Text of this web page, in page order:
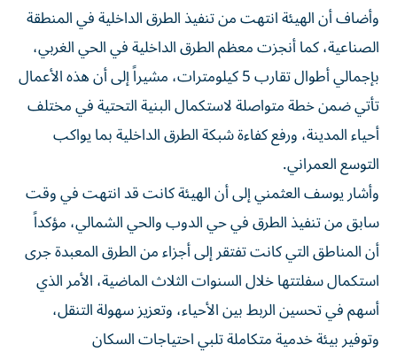
وأضاف أن الهيئة انتهت من تنفيذ الطرق الداخلية في المنطقة
الصناعية، كما أنجزت معظم الطرق الداخلية في الحي الغربي،
بإجمالي أطوال تقارب 5 كيلومترات، مشيراً إلى أن هذه الأعمال
تأتي ضمن خطة متواصلة لاستكمال البنية التحتية في مختلف
أحياء المدينة، ورفع كفاءة شبكة الطرق الداخلية بما يواكب
التوسع العمراني.
وأشار يوسف العثمني إلى أن الهيئة كانت قد انتهت في وقت
سابق من تنفيذ الطرق في حي الدوب والحي الشمالي، مؤكداً
أن المناطق التي كانت تفتقر إلى أجزاء من الطرق المعبدة جرى
استكمال سفلتتها خلال السنوات الثلاث الماضية، الأمر الذي
أسهم في تحسين الربط بين الأحياء، وتعزيز سهولة التنقل،
وتوفير بيئة خدمية متكاملة تلبي احتياجات السكان